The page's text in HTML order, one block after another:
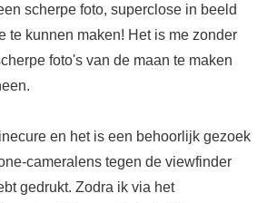
scherpe foto, superclose in beeld
te kunnen maken! Het is me zonder
foto's van de maan te maken
en het is een behoorlijk gezoek
cameralens tegen de viewfinder
gedrukt. Zodra ik via het